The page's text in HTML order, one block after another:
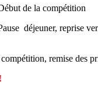
de la compétition
reprise vers
remise des prix